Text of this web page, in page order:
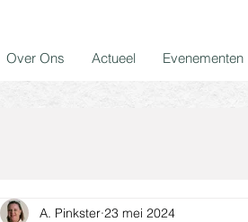
Over Ons Actueel Evenementen
A. Pinkster 23 mei 2024